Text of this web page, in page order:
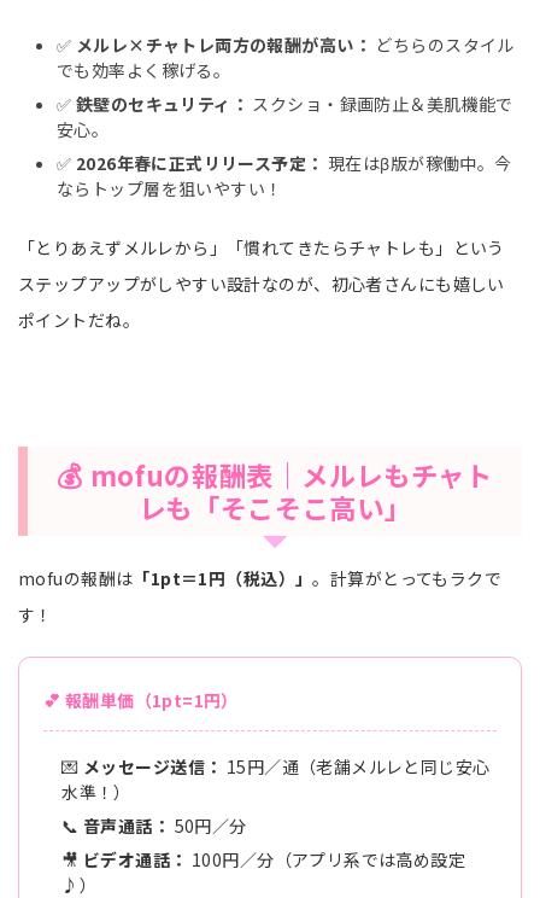
✅ メルレ×チャトレ両方の報酬が高い： どちらのスタイル
でも効率よく稼げる。
✅ 鉄壁のセキュリティ： スクショ・録画防止＆美肌機能で
安心。
✅ 2026年春に正式リリース予定： 現在はβ版が稼働中。今
ならトップ層を狙いやすい！
「とりあえずメルレから」「慣れてきたらチャトレも」という
ステップアップがしやすい設計なのが、初心者さんにも嬉しい
ポイントだね。
💰 mofuの報酬表｜メルレもチャト
レも「そこそこ高い」
mofuの報酬は 「1pt＝1円（税込）」。計算がとってもラクで
す！
💕 報酬単価（1pt=1円）
💌 メッセージ送信： 15円／通（老舗メルレと同じ安心
水準！）
📞 音声通話： 50円／分
🎥 ビデオ通話： 100円／分（アプリ系では高め設定
♪）